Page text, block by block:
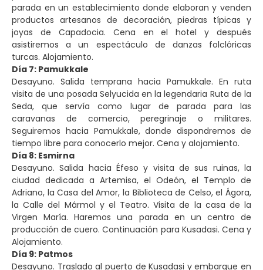
parada en un establecimiento donde elaboran y venden
productos artesanos de decoración, piedras típicas y
joyas de Capadocia. Cena en el hotel y después
asistiremos a un espectáculo de danzas folclóricas
turcas. Alojamiento.
Día 7: Pamukkale
Desayuno. Salida temprana hacia Pamukkale. En ruta
visita de una posada Selyucida en la legendaria Ruta de la
Seda, que servía como lugar de parada para las
caravanas de comercio, peregrinaje o militares.
Seguiremos hacia Pamukkale, donde dispondremos de
tiempo libre para conocerlo mejor. Cena y alojamiento.
Día 8: Esmirna
Desayuno. Salida hacia Éfeso y visita de sus ruinas, la
ciudad dedicada a Artemisa, el Odeón, el Templo de
Adriano, la Casa del Amor, la Biblioteca de Celso, el Ágora,
la Calle del Mármol y el Teatro. Visita de la casa de la
Virgen María. Haremos una parada en un centro de
producción de cuero. Continuación para Kusadasi. Cena y
Alojamiento.
Día 9: Patmos
Desayuno. Traslado al puerto de Kusadasi y embarque en